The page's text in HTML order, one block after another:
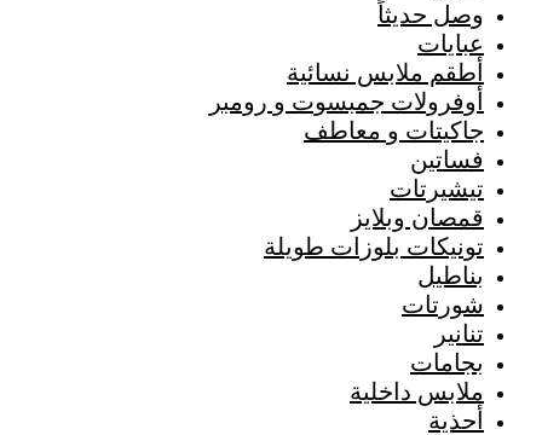
وصل حديثاً
عبايات
أطقم ملابس نسائية
أوفرولات جمبسوت و رومبر
جاكيتات و معاطف
فساتين
تيشيرتات
قمصان وبلايز
تونيكات بلوزات طويلة
بناطيل
شورتات
تنانير
بجامات
ملابس داخلية
أحذية